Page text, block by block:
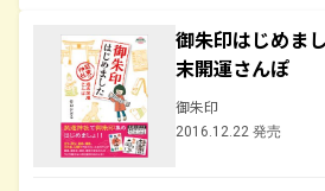
御朱印はじめ
末開運さんぽ
御朱印
2016.12.22 発売